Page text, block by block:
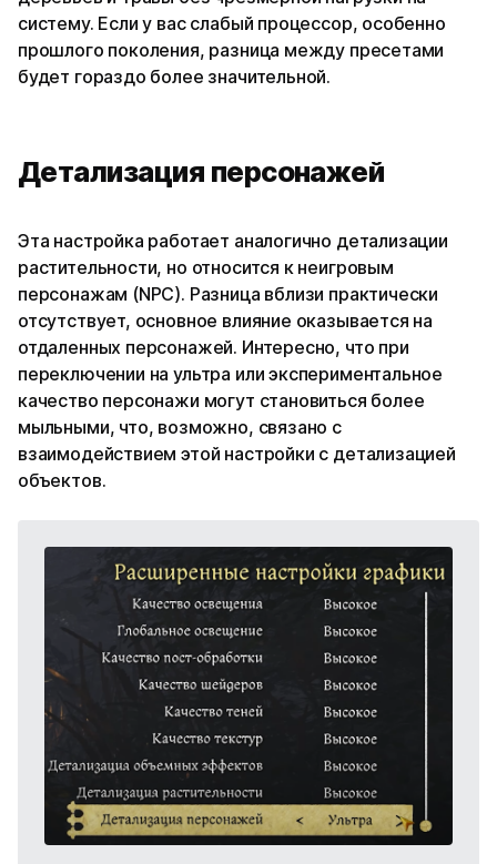
систему. Если у вас слабый процессор, особенно
прошлого поколения, разница между пресетами
будет гораздо более значительной.
Детализация персонажей
Эта настройка работает аналогично детализации
растительности, но относится к неигровым
персонажам (NPC). Разница вблизи практически
отсутствует, основное влияние оказывается на
отдаленных персонажей. Интересно, что при
переключении на ультра или экспериментальное
качество персонажи могут становиться более
мыльными, что, возможно, связано с
взаимодействием этой настройки с детализацией
объектов.